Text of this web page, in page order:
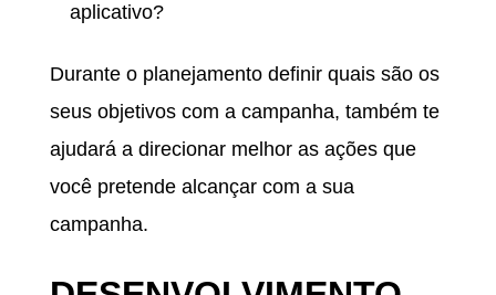
aplicativo?
Durante o planejamento definir quais são os
seus objetivos com a campanha, também te
ajudará a direcionar melhor as ações que
você pretende alcançar com a sua
campanha.